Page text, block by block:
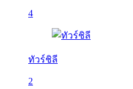
4
ทัวร์ชิลี
2